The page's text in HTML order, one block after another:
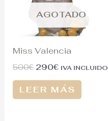
AGOTADO
Miss Valencia
500€ 290€ IVA INCLUIDO
LEER MÁS